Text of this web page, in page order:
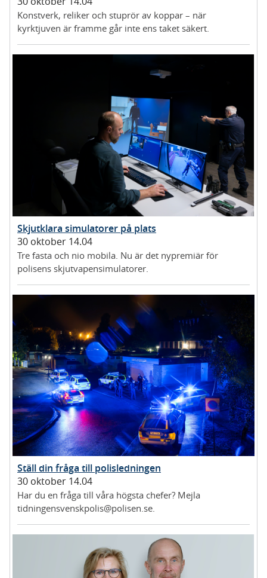
Konstverk, reliker och stuprör av koppar – när
kyrktjuven är framme går inte ens taket säkert.
Skjutklara simulatorer på plats
30 oktober 14.04
Tre fasta och nio mobila. Nu är det nypremiär för
polisens skjutvapensimulatorer.
Ställ din fråga till polisledningen
30 oktober 14.04
Har du en fråga till våra högsta chefer? Mejla
tidningensvenskpolis@polisen.se.